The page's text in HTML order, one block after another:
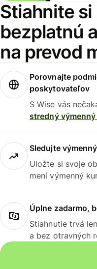
Stiahnite si
bezplatnú
na prevod
Porovnajte
poskytovateľov
S Wise vás
stredný
Sledujte
Uložte si svoje
mení výmenný
Úplne zadarmo,
Stiahnutie trvá
a bez otravných